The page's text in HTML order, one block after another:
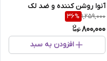
آنوا روشن کننده و ضد لک
1,259,000
36%
800,000
افزودن به سبد